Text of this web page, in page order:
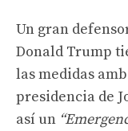
Un gran
Donald Trump
las medidas
presidencia de
así un